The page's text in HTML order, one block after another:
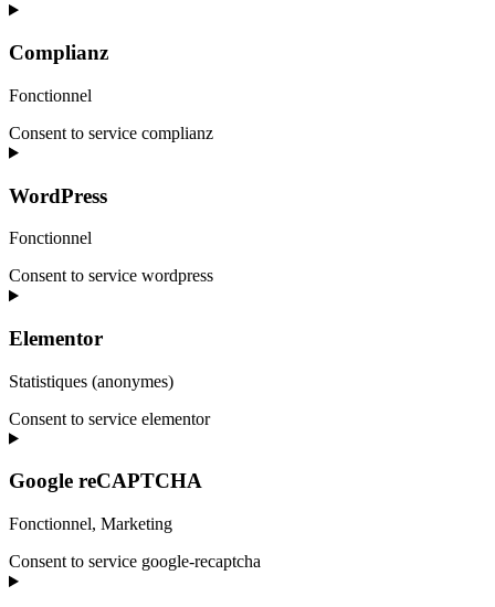
Complianz
Fonctionnel
Consent to service complianz
WordPress
Fonctionnel
Consent to service wordpress
Elementor
Statistiques (anonymes)
Consent to service elementor
Google reCAPTCHA
Fonctionnel, Marketing
Consent to service google-recaptcha